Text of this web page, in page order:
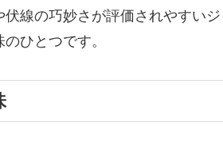
線の巧妙さが評価されやすい
ひとつです。